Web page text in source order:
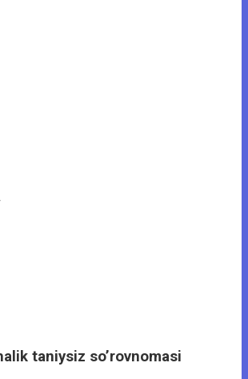
taniysiz so’rovnomasi